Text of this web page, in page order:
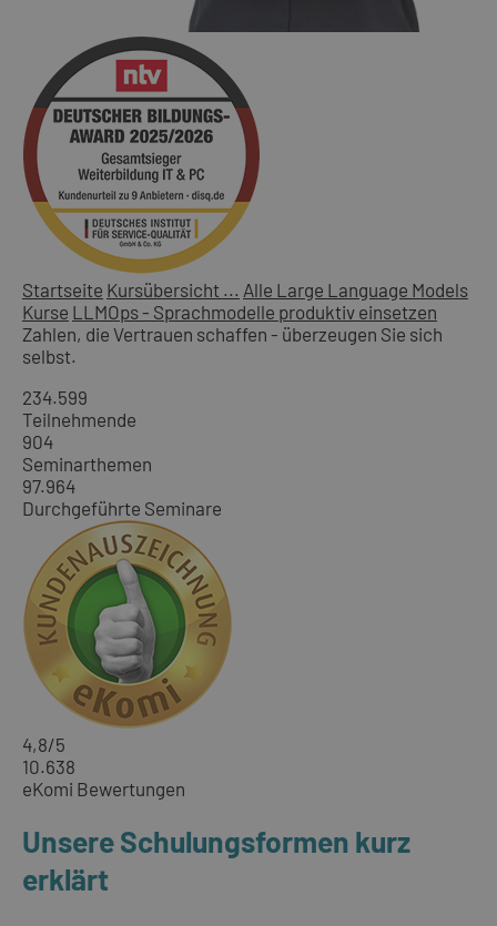
Startseite Kursübersicht ... Alle Large Language Models
Kurse LLMOps - Sprachmodelle produktiv einsetzen
Zahlen, die Vertrauen schaffen - überzeugen Sie sich
selbst.
234.599
Teilnehmende
904
Seminarthemen
97.964
Durchgeführte Seminare
4,8/5
10.638
eKomi Bewertungen
Unsere Schulungsformen kurz
erklärt